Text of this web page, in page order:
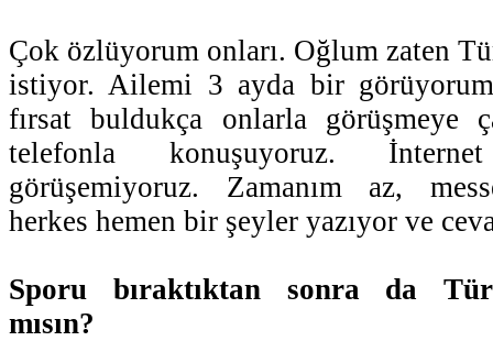
Çok özlüyorum onları. Oğlum zaten
istiyor. Ailemi 3 ayda bir
fırsat buldukça onlarla görüşmeye
telefonla konuşuyoruz.
görüşemiyoruz. Zamanım az,
herkes hemen bir şeyler yazıyor ve
Sporu bıraktıktan sonra da
mısın?